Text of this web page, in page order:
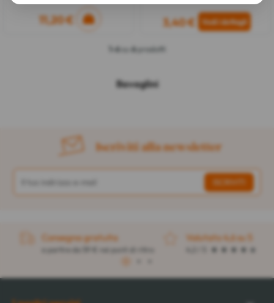
11,20 € 3,40 €
1-6su 6prodotti
Bavaglini
Iscriviti alla newsletter
Consegna gratuita
a partire da 59 € nei punti di ritiro
Valutato 4,6 su 5
1